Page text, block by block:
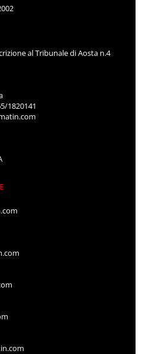
al Tribunale di Aosta n.4
1820141